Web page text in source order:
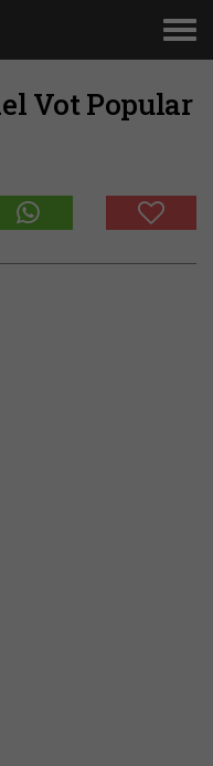
Vot Popular